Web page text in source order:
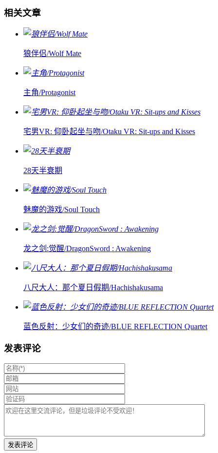
相关文章
狼伴侣/Wolf Mate
主角/Protagonist
宅男VR: 仰卧起坐与吻/Otaku VR: Sit-ups and Kisses
28天半衰期
魅魔的游戏/Soul Touch
龙之剑:觉醒/DragonSword : Awakening
八尺大人：那个夏日假期/Hachishakusama
蓝色反射：少女们的奇迹/BLUE REFLECTION Quartet
发表评论